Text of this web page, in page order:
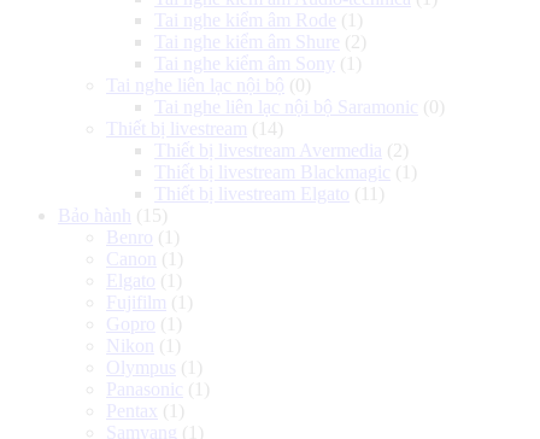
Tai nghe kiểm âm Rode (1)
Tai nghe kiểm âm Shure (2)
Tai nghe kiểm âm Sony (1)
Tai nghe liên lạc nội bộ (0)
Tai nghe liên lạc nội bộ Saramonic (0)
Thiết bị livestream (14)
Thiết bị livestream Avermedia (2)
Thiết bị livestream Blackmagic (1)
Thiết bị livestream Elgato (11)
Bảo hành
(15)
Benro (1)
Canon
(1)
Elgato (1)
Fujifilm (1)
Gopro (1)
Nikon
(1)
Olympus (1)
Panasonic (1)
Pentax (1)
Samyang (1)